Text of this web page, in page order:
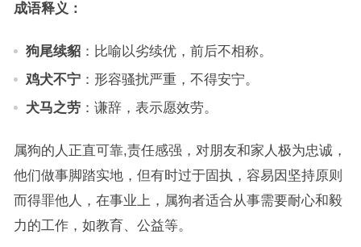
成语释义：
狗尾续貂：比喻以劣续优，前后不相称。
鸡犬不宁：形容骚扰严重，不得安宁。
犬马之劳：谦辞，表示愿效劳。
属狗的人正直可靠,责任感强，对朋友和家人极为忠诚，
他们做事脚踏实地，但有时过于固执，容易因坚持原则
而得罪他人，在事业上，属狗者适合从事需要耐心和毅
力的工作，如教育、公益等。